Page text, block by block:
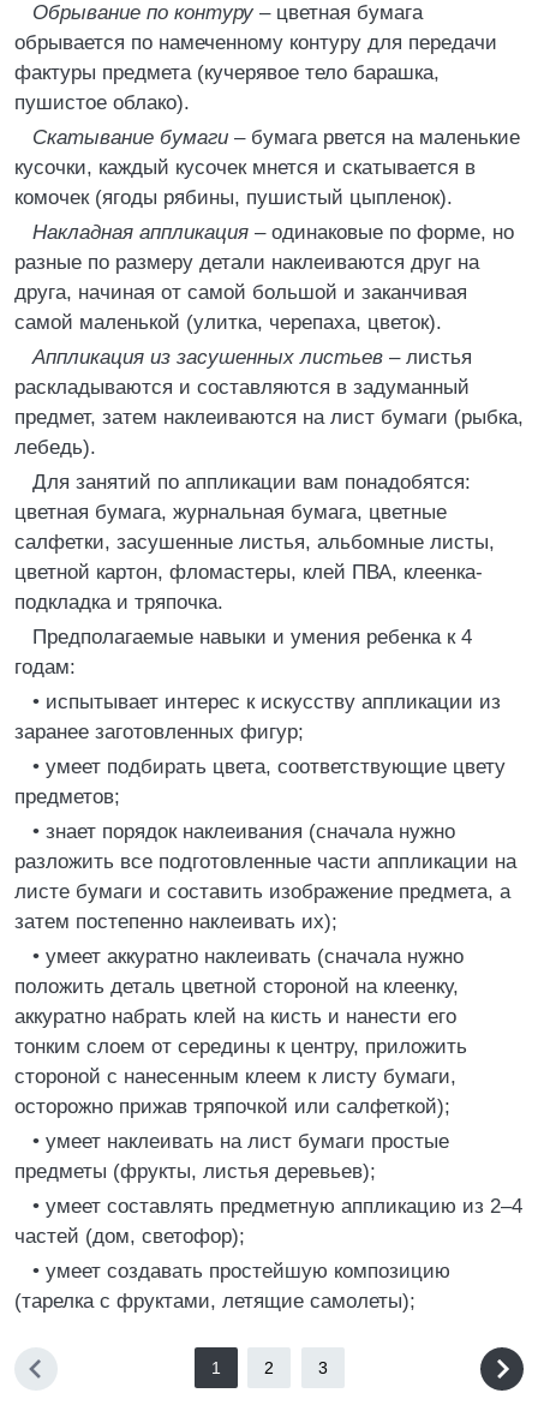
Обрывание по контуру – цветная бумага
обрывается по намеченному контуру для передачи
фактуры предмета (кучерявое тело барашка,
пушистое облако).
Скатывание бумаги – бумага рвется на маленькие
кусочки, каждый кусочек мнется и скатывается в
комочек (ягоды рябины, пушистый цыпленок).
Накладная аппликация – одинаковые по форме, но
разные по размеру детали наклеиваются друг на
друга, начиная от самой большой и заканчивая
самой маленькой (улитка, черепаха, цветок).
Аппликация из засушенных листьев – листья
раскладываются и составляются в задуманный
предмет, затем наклеиваются на лист бумаги (рыбка,
лебедь).
Для занятий по аппликации вам понадобятся:
цветная бумага, журнальная бумага, цветные
салфетки, засушенные листья, альбомные листы,
цветной картон, фломастеры, клей ПВА, клеенка-
подкладка и тряпочка.
Предполагаемые навыки и умения ребенка к 4
годам:
• испытывает интерес к искусству аппликации из
заранее заготовленных фигур;
• умеет подбирать цвета, соответствующие цвету
предметов;
• знает порядок наклеивания (сначала нужно
разложить все подготовленные части аппликации на
листе бумаги и составить изображение предмета, а
затем постепенно наклеивать их);
• умеет аккуратно наклеивать (сначала нужно
положить деталь цветной стороной на клеенку,
аккуратно набрать клей на кисть и нанести его
тонким слоем от середины к центру, приложить
стороной с нанесенным клеем к листу бумаги,
осторожно прижав тряпочкой или салфеткой);
• умеет наклеивать на лист бумаги простые
предметы (фрукты, листья деревьев);
• умеет составлять предметную аппликацию из 2–4
частей (дом, светофор);
• умеет создавать простейшую композицию
(тарелка с фруктами, летящие самолеты);
1 2 3